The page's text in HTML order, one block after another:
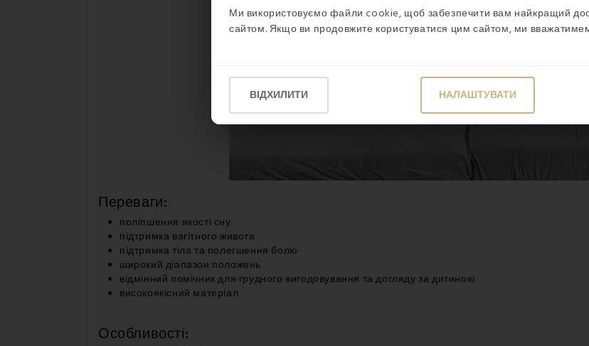
Ми використовуємо файли cookie, щоб забезпечити вам найкращий
сайтом. Якщо ви продовжите користуватися цим сайтом, ми
ВІДХИЛИТИ НАЛАШТУВАТИ
Переваги:
поліпшення якості сну
підтримка вагітного живота
підтримка тіла та полегшення болю
широкий діапазон положень
відмінний помічник для грудного вигодовування та догляду за дитиною
високоякісний матеріал
Особливості: